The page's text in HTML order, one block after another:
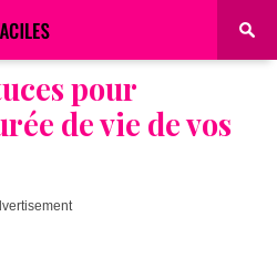
pour
de vie de vos